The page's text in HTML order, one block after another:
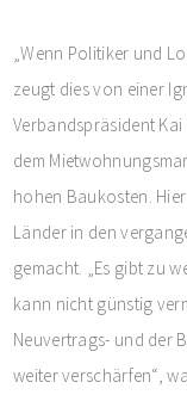
„Wenn Politiker und
zeugt dies von einer
Verbandspräsident
dem
hohen Baukosten.
Länder in den
gemacht. „Es gibt zu
kann nicht günstig
Neuvertrags- und der
weiter verschärfen“,